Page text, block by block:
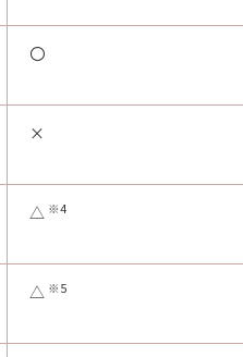
〇
×
△ ※4
△ ※5